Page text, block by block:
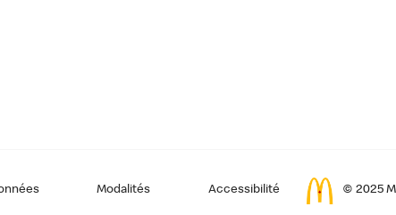
Modalités Accessibilité © 2025